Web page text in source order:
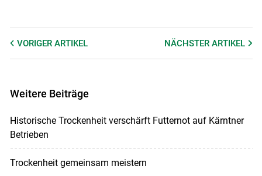
VORIGER ARTIKEL NÄCHSTERARTIKEL
Weitere Beiträge
Historische Trockenheit verschärft Futternot auf Kärntner
Betrieben
Trockenheit gemeinsam meistern